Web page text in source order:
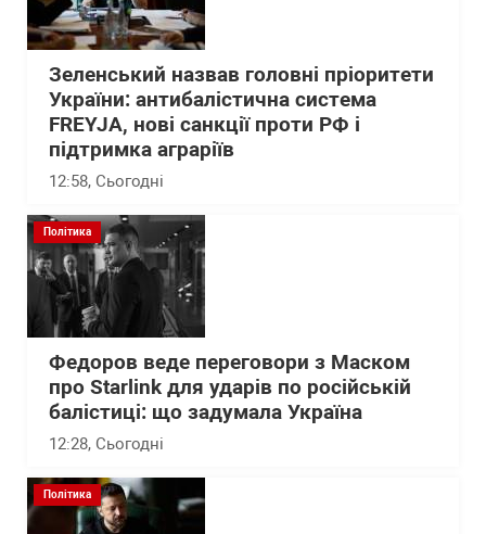
Зеленський назвав головні пріоритети
України: антибалістична система
FREYJA, нові санкції проти РФ і
підтримка аграріїв
12:58, Сьогодні
Політика
Федоров веде переговори з Маском
про Starlink для ударів по російській
балістиці: що задумала Україна
12:28, Сьогодні
Політика